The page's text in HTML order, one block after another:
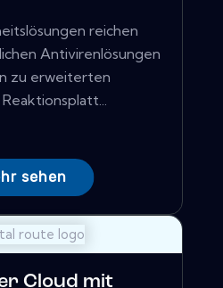
reichen
Antivirenlösungen
zu erweiterten
sehen
Cloud mit